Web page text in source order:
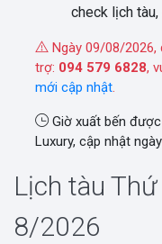
check lịch
Ngày 09/08/2026,
trợ: 094 579 6828,
mới cập nhật.
Giờ xuất bến
Luxury, cập nhật
Lịch tàu
8/2026